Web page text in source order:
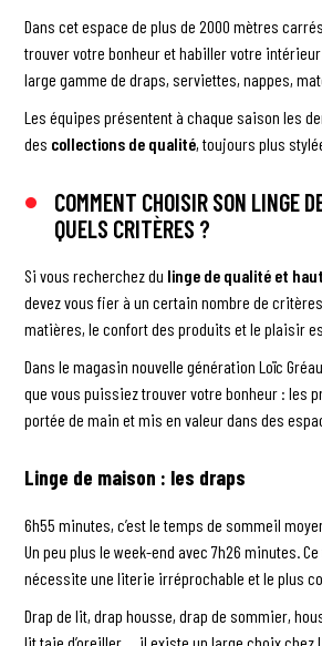
Dans cet espace de plus de 2000 mètres
trouver votre bonheur et habiller votre
large gamme de draps, serviettes, nappes,
Les équipes présentent à chaque saison les
des collections de qualité, toujours plus
COMMENT CHOISIR SON LINGE
QUELS CRITÈRES ?
Si vous recherchez du linge de qualité et
devez vous fier à un certain nombre de
matières, le confort des produits et le plaisir
Dans le magasin nouvelle génération Loïc
que vous puissiez trouver votre bonheur : les
portée de main et mis en valeur dans des
Linge de maison : les draps
6h55 minutes, c’est le temps de sommeil
Un peu plus le week-end avec 7h26 minutes.
nécessite une literie irréprochable et le plus
Drap de lit, drap housse, drap de sommier,